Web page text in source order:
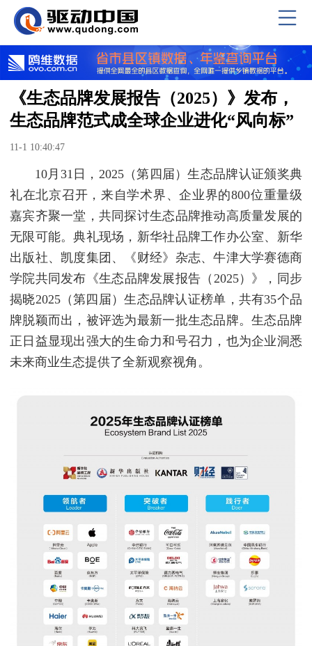
《生态品牌发展报告（2025）》发布，
生态品牌范式成全球企业进化“风向标”
11-1 10:40:47
10月31日，2025（第四届）生态品牌认证颁奖典
礼在北京召开，来自学术界、企业界的800位重量级
嘉宾齐聚一堂，共同探讨生态品牌推动高质量发展的
无限可能。典礼现场，新华社品牌工作办公室、新华
出版社、凯度集团、《财经》杂志、牛津大学赛德商
学院共同发布《生态品牌发展报告（2025）》，同步
揭晓2025（第四届）生态品牌认证榜单，共有35个品
牌脱颖而出，被评选为最新一批生态品牌。生态品牌
正日益显现出强大的生命力和号召力，也为企业洞悉
未来商业生态提供了全新观察视角。